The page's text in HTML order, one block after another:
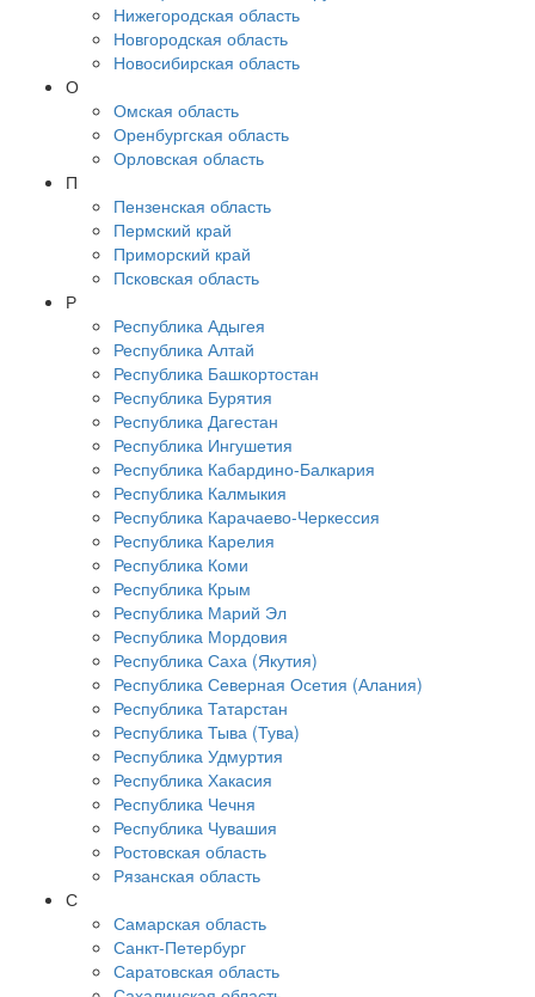
Нижегородская область
Новгородская область
Новосибирская область
О
Омская область
Оренбургская область
Орловская область
П
Пензенская область
Пермский край
Приморский край
Псковская область
Р
Республика Адыгея
Республика Алтай
Республика Башкортостан
Республика Бурятия
Республика Дагестан
Республика Ингушетия
Республика Кабардино-Балкария
Республика Калмыкия
Республика Карачаево-Черкессия
Республика Карелия
Республика Коми
Республика Крым
Республика Марий Эл
Республика Мордовия
Республика Саха (Якутия)
Республика Северная Осетия (Алания)
Республика Татарстан
Республика Тыва (Тува)
Республика Удмуртия
Республика Хакасия
Республика Чечня
Республика Чувашия
Ростовская область
Рязанская область
С
Самарская область
Санкт-Петербург
Саратовская область